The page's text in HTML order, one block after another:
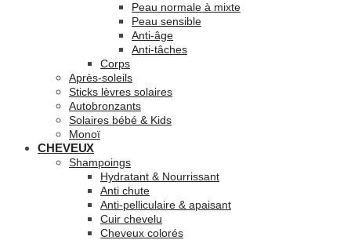
Peau normale à mixte
Peau sensible
Anti-âge
Anti-tâches
Corps
Après-soleils
Sticks lèvres solaires
Autobronzants
Solaires bébé & Kids
Monoï
CHEVEUX
Shampoings
Hydratant & Nourrissant
Anti chute
Anti-pelliculaire & apaisant
Cuir chevelu
Cheveux colorés